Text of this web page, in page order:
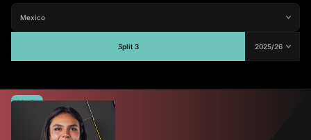
Split 3
Media